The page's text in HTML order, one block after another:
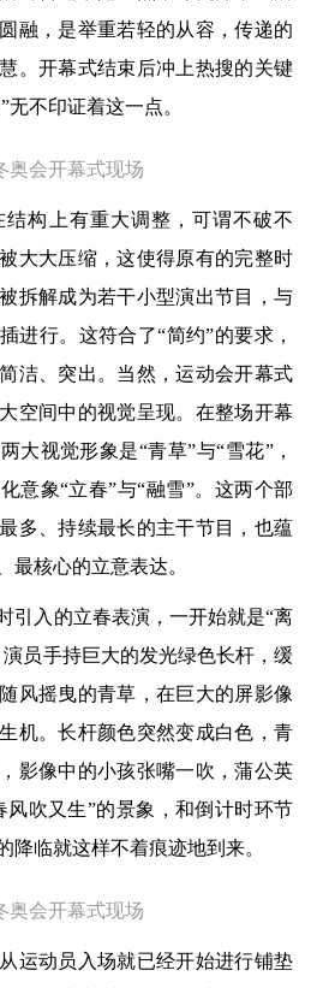
融，是举重若轻的从容，传递的
。开幕式结束后冲上热搜的关键
无不印证着这一点。
奥会开幕式现场
构上有重大调整，可谓不破不
大大压缩，这使得原有的完整时
拆解成为若干小型演出节目，与
进行。这符合了“简约”的要求，
洁、突出。当然，运动会开幕式
空间中的视觉呈现。在整场开幕
大视觉形象是“青草”与“雪花”，
意象“立春”与“融雪”。这两个部
多、持续最长的主干节目，也蕴
最核心的立意表达。
入的立春表演，一开始就是“离
员手持巨大的发光绿色长杆，缓
风摇曳的青草，在巨大的屏影像
机。长杆颜色突然变成白色，青
影像中的小孩张嘴一吹，蒲公英
吹又生”的景象，和倒计时环节
降临就这样不着痕迹地到来。
奥会开幕式现场
动员入场就已经开始进行铺垫